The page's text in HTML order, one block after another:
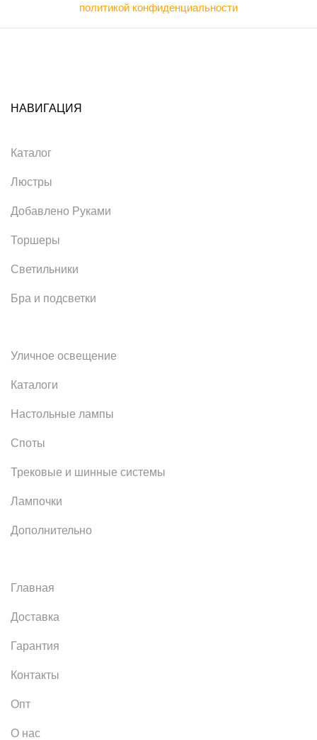
политикой конфиденциальности
НАВИГАЦИЯ
Каталог
Люстры
Добавлено Руками
Торшеры
Светильники
Бра и подсветки
Уличное освещение
Каталоги
Настольные лампы
Споты
Трековые и шинные системы
Лампочки
Дополнительно
Главная
Доставка
Гарантия
Контакты
Опт
О нас